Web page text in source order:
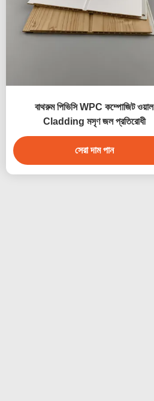
বাথরুম পিভিসি WPC কম্পোজিট ওয়াল
Cladding মসৃণ জল প্রতিরোধী
সেরা দাম পান